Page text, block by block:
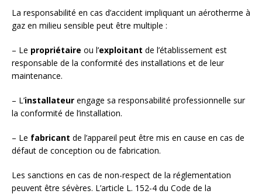
La responsabilité en cas d’accident impliquant un aérotherme à
gaz en milieu sensible peut être multiple :
– Le propriétaire ou l’exploitant de l’établissement est
responsable de la conformité des installations et de leur
maintenance.
– L’installateur engage sa responsabilité professionnelle sur
la conformité de l’installation.
– Le fabricant de l’appareil peut être mis en cause en cas de
défaut de conception ou de fabrication.
Les sanctions en cas de non-respect de la réglementation
peuvent être sévères. L’article L. 152-4 du Code de la